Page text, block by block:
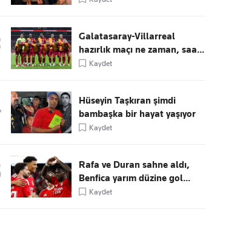
Galatasaray-Villarreal
hazırlık maçı ne zaman, saa...
Kaydet
Hüseyin Taşkıran şimdi
bambaşka bir hayat yaşıyor
Kaydet
Rafa ve Duran sahne aldı,
Benfica yarım düzine gol...
Kaydet